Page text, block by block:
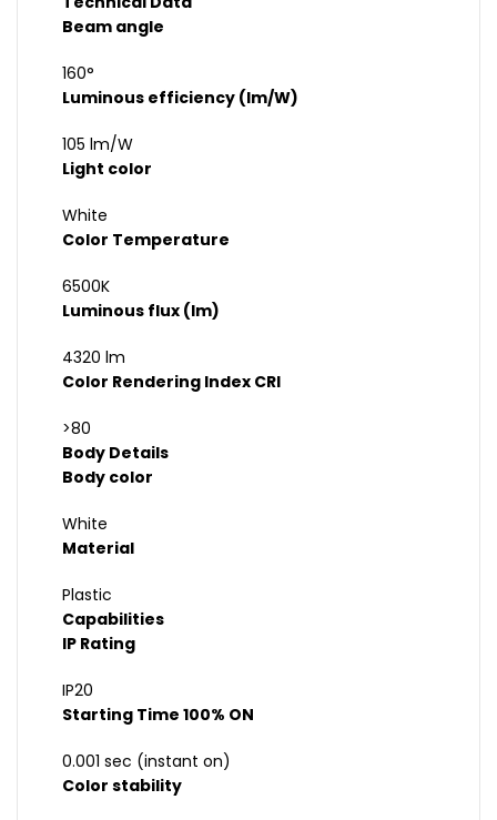
Beam angle
160°
Luminous efficiency (lm/W)
105 lm/W
Light color
White
Color Temperature
6500K
Luminous flux (lm)
4320 lm
Color Rendering Index CRI
>80
Body Details
Body color
White
Material
Plastic
Capabilities
IP Rating
IP20
Starting Time 100% ON
0.001 sec (instant on)
Color stability